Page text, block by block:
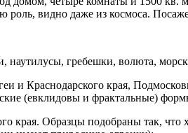
видно даже из космоса.
гребешки, волюта,
и Краснодарского края,
(евклидовы и фрактальные)
края. Образцы подобраны так,